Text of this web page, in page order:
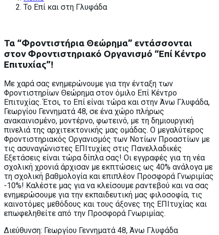
Το Επί και στη Γλυφάδα
Τα “Φροντιστήρια Θεώρημα” εντάσσονται
στον Φροντιστηριακό Οργανισμό “Επί Κέντρο
Επιτυχίας”!
Με χαρά σας ενημερώνουμε για την ένταξη των
Φροντιστηρίων Θεώρημα στον όμιλο Επί Κέντρο
Επιτυχίας. Έτσι, το Επί είναι τώρα και στην Άνω Γλυφάδα,
Γεωργίου Γεννηματά 48, σε ένα χώρο πλήρως
ανακαινισμένο, μοντέρνο, φωτεινό, με τη δημιουργική
πινελιά της αρχιτεκτονικής μας ομάδας. Ο μεγαλύτερος
Φροντιστηριακός Οργανισμός των Νοτίων Προαστίων με
τις ασυναγώνιστες ΕΠΙτυχίες στις Πανελλαδικές
Εξετάσεις είναι τώρα δίπλα σας! Οι εγγραφές για τη νέα
σχολική χρονιά άρχισαν με εκπτώσεις ως 40% ανάλογα με
τη σχολική βαθμολογία και επιπλέον Προσφορά Γνωριμίας
-10%! Καλέστε μας για να κλείσουμε ραντεβού και να σας
ενημερώσουμε για την εκπαιδευτική μας φιλοσοφία, τις
καινοτόμες μεθόδους και τους άξονες της ΕΠΙτυχίας και
επωφεληθείτε από την Προσφορά Γνωριμίας.
Διεύθυνση: Γεωργίου Γεννηματά 48, Άνω Γλυφάδα